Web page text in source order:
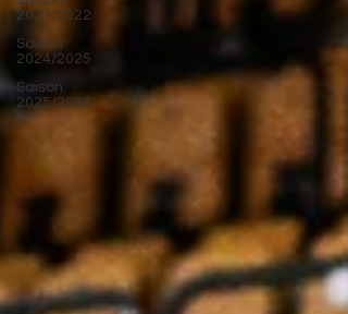
2021/2022
Saison
2024/2025
Saison
2025/2026